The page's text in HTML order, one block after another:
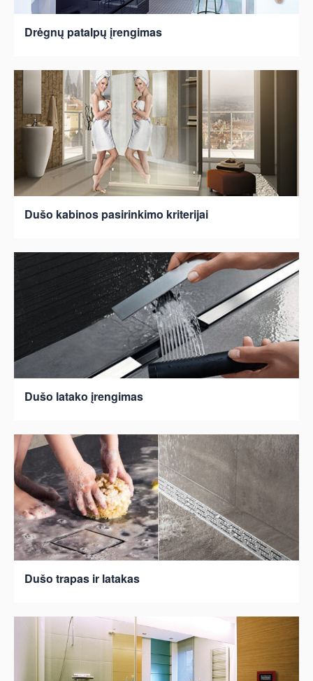
Drėgnų patalpų įrengimas
Dušo kabinos pasirinkimo kriterijai
Dušo latako įrengimas
Dušo trapas ir latakas